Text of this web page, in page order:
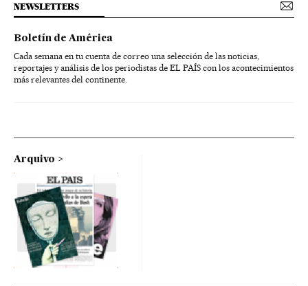
NEWSLETTERS
Boletín de América
Cada semana en tu cuenta de correo una selección de las noticias,
reportajes y análisis de los periodistas de EL PAÍS con los acontecimientos
más relevantes del continente.
Arquivo